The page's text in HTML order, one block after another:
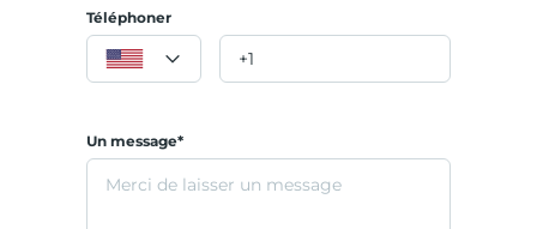
Téléphoner
Un message*